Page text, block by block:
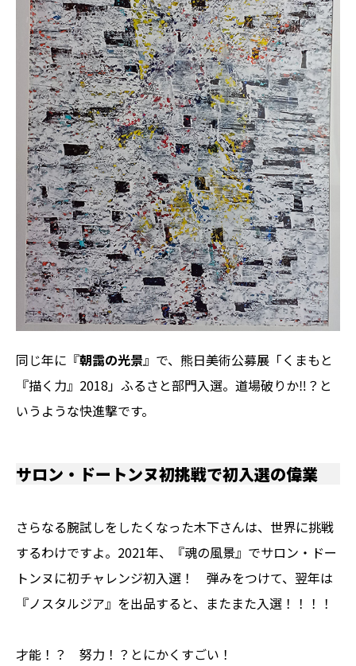
同じ年に『朝靄の光景』で、熊日美術公募展「くまもと
『描く力』2018」ふるさと部門入選。道場破りか‼？と
いうような快進撃です。
サロン・ドートンヌ初挑戦で初入選の偉業
さらなる腕試しをしたくなった木下さんは、世界に挑戦
するわけですよ。2021年、『魂の風景』でサロン・ドー
トンヌに初チャレンジ初入選！ 弾みをつけて、翌年は
『ノスタルジア』を出品すると、またまた入選！！！！
才能！？ 努力！？とにかくすごい！